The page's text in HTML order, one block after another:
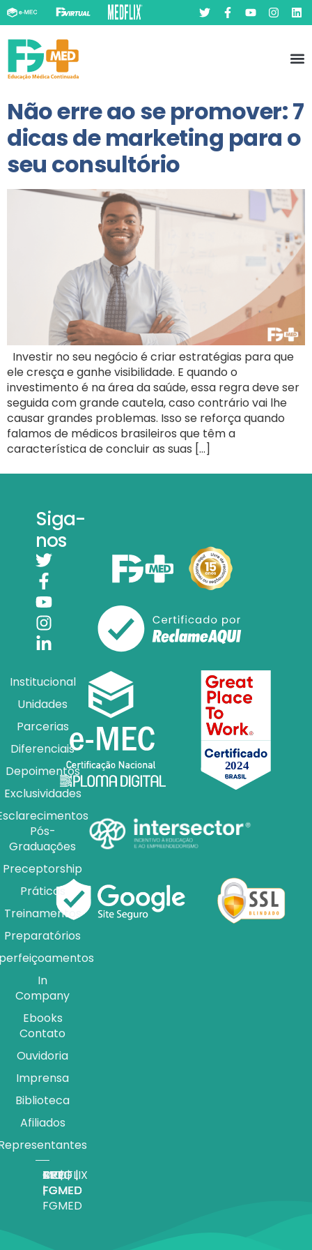
Não erre ao se promover: 7
dicas de marketing para o
seu consultório
Investir no seu negócio é criar estratégias para que
ele cresça e ganhe visibilidade. E quando o
investimento é na área da saúde, essa regra deve ser
seguida com grande cautela, caso contrário vai lhe
causar grandes problemas. Isso se reforça quando
falamos de médicos brasileiros que têm a
característica de concluir as suas […]
Siga-
nos
Institucional
Unidades
Parcerias
Diferenciais
Depoimentos
Exclusividades
Pós-
Graduações
Preceptorship
Práticas
Treinamentos
Preparatórios
In
Company
Ebooks
Contato
Ouvidoria
Imprensa
Biblioteca
Afiliados
APP |
FGMED
MEDFLIX
|
FGMED
CRED |
FGMED
BLOG |
FGMED
TV |
FGMED